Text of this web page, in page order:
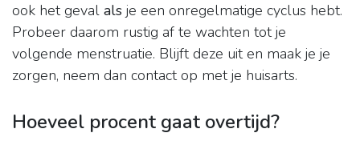
ook het geval als je een onregelmatige cyclus hebt.
Probeer daarom rustig af te wachten tot je
volgende menstruatie. Blijft deze uit en maak je je
zorgen, neem dan contact op met je huisarts.
Hoeveel procent gaat overtijd?